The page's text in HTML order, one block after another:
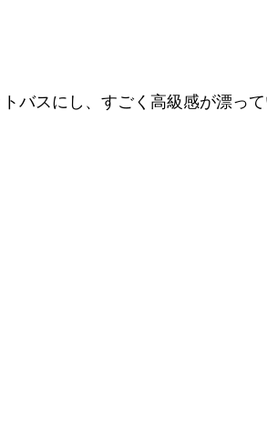
バスにし、すごく高級感が漂っ